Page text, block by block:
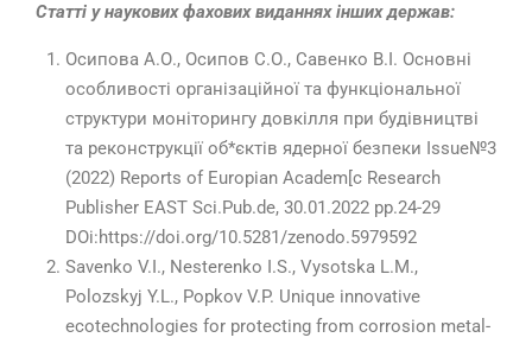
Статті у наукових фахових виданнях інших держав:
Осипова А.О., Осипов С.О., Савенко В.І. Основні
особливості організаційної та функціональної
структури моніторингу довкілля при будівництві
та реконструкції об*єктів ядерної безпеки Issue№3
(2022) Reports of Europian Academ[c Research
Publisher EAST Sci.Pub.de, 30.01.2022 pp.24-29
DOi:https://doi.org/10.5281/zenodo.5979592
Savenko V.I., Nesterenko I.S., Vysotska L.M.,
Polozskyj Y.L., Popkov V.P. Unique innovative
ecotechnologies for protecting from corrosion metal-